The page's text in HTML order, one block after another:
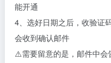
能开通
4、选好日期之后，收验证
会收到确认邮件
⚠️需要留意的是，邮件中会